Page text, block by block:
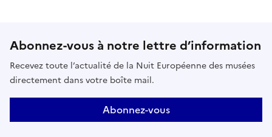
Abonnez-vous à notre lettre d’information
Recevez toute l’actualité de la Nuit Européenne des musées
directement dans votre boîte mail.
Abonnez-vous